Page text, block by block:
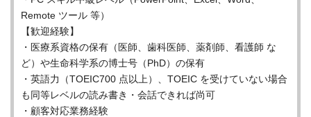
Remote ツール 等）
【歓迎経験】
・医療系資格の保有（医師、歯科医師、薬剤師、看護師 な
ど）や生命科学系の博士号（PhD）の保有
・英語力（TOEIC700 点以上）、TOEIC を受けていない場合
も同等レベルの読み書き・会話できれば尚可
・顧客対応業務経験